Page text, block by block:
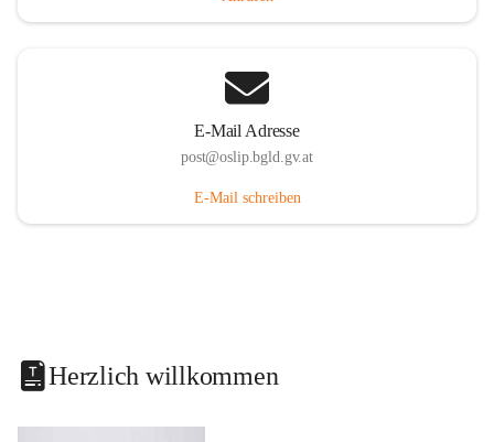
E-Mail Adresse
post@oslip.bgld.gv.at
E-Mail schreiben
Herzlich willkommen